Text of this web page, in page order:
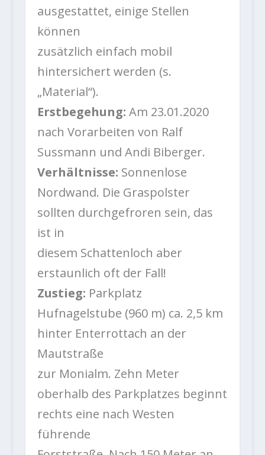
ausgestattet, einige Stellen
können
zusätzlich einfach mobil
hintersichert werden (s.
„Material“).
Erstbegehung: Am 23.01.2020
nach Vorarbeiten von Ralf
Sussmann und Andi Biberger.
Verhältnisse: Sonnenlose
Nordwand. Die Graspolster
sollten durchgefroren sein, das
ist in
diesem Schattenloch aber
erstaunlich oft der Fall!
Zustieg: Parkplatz
Hufnagelstube (960 m) ca. 2,5 km
hinter Enterrottach an der
Mautstraße
zur Monialm. Zehn Meter
oberhalb des Parkplatzes beginnt
rechts eine nach Westen
führende